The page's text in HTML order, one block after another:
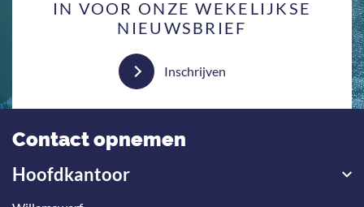
IN VOOR ONZE WEKELIJKSE
NIEUWSBRIEF
Inschrijven
Contact opnemen
Hoofdkantoor